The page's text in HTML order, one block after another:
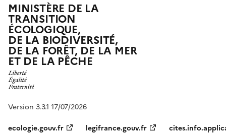
MINISTÈRE DE LA
TRANSITION
ÉCOLOGIQUE,
DE LA BIODIVERSITÉ,
DE LA FORÊT, DE LA MER
ET DE LA PÊCHE
Version 3.3.1 17/07/2026
ecologie.gouv.fr
legifrance.gouv.fr